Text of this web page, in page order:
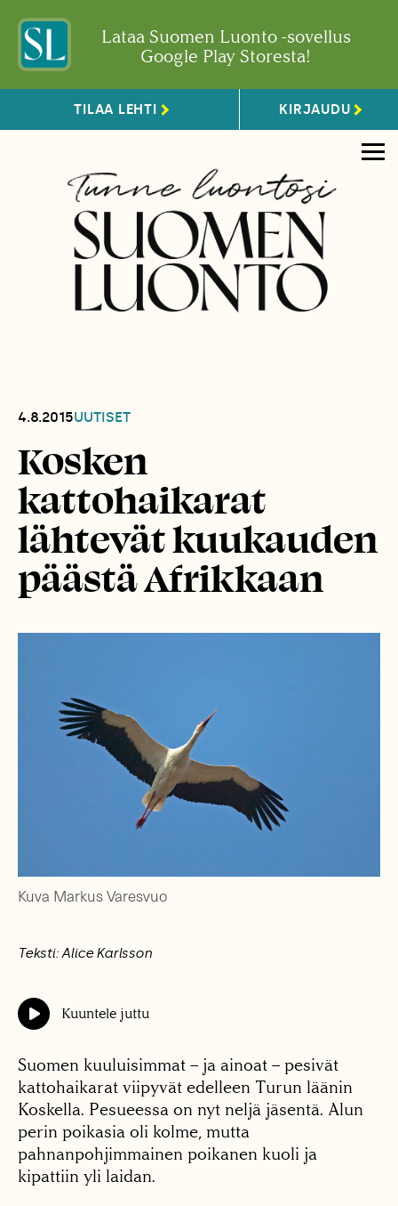
Lataa Suomen Luonto -sovellus
Google Play Storesta!
TILAA LEHTI KIRJAUDU
4.8.2015UUTISET
Kosken
kattohaikarat
lähtevät kuukauden
päästä Afrikkaan
Kuva Markus Varesvuo
Teksti: Alice Karlsson
Kuuntele juttu
Suomen kuuluisimmat – ja ainoat – pesivät
kattohaikarat viipyvät edelleen Turun läänin
Koskella. Pesueessa on nyt neljä jäsentä. Alun
perin poikasia oli kolme, mutta
pahnanpohjimmainen poikanen kuoli ja
kipattiin yli laidan.